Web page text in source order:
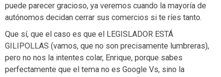
puede parecer gracioso, ya veremos cuando la mayoría de
autónomos decidan cerrar sus comercios si te ríes tanto.
Que sí, que el caso es que el LEGISLADOR ESTÁ
GILIPOLLAS (vamos, que no son precisamente lumbreras),
pero no nos la intentes colar, Enrique, porque sabes
perfectamente que el tema no es Google Vs, sino la